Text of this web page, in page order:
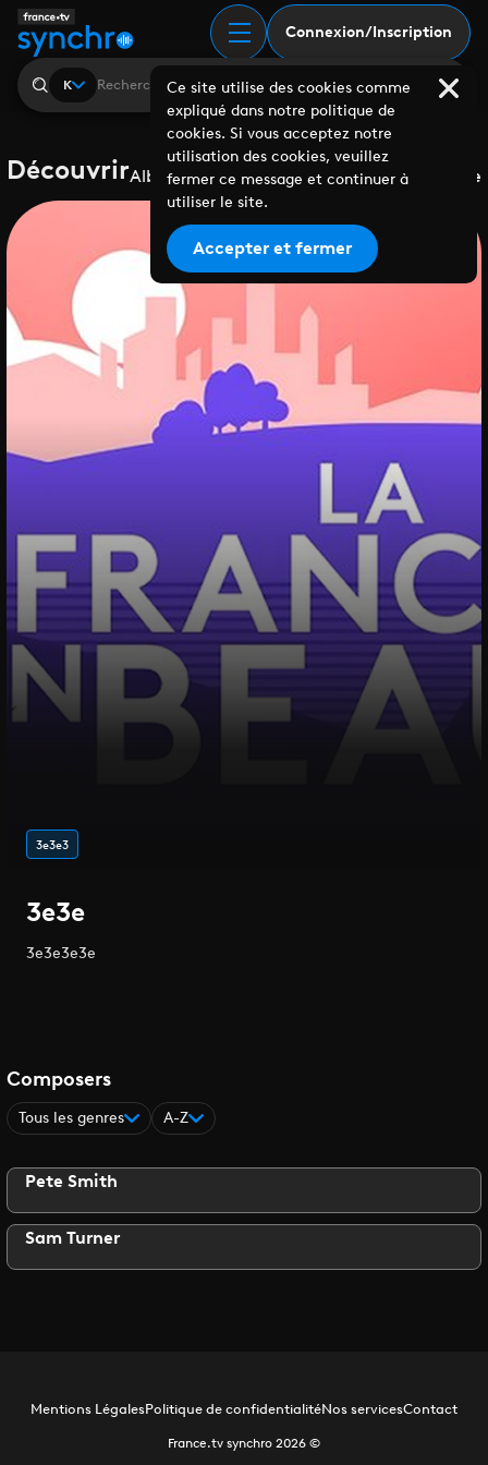
Connexion/Inscription
K
DécouvrirAlbumsPlaylistsCollaborationsLabels Genre
3e3e3
3e3e
3e3e3e3e
Composers
Tous les genres A-Z
Pete Smith
Sam Turner
Mentions LégalesPolitique de confidentialitéNos servicesContact
France.tv synchro 2026 ©
Ce site utilise des cookies comme
expliqué dans notre politique de
cookies. Si vous acceptez notre
utilisation des cookies, veuillez
fermer ce message et continuer à
utiliser le site.
Accepter et fermer